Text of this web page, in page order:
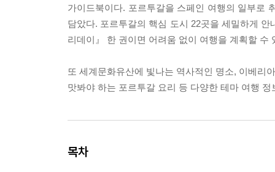
가이드북이다. 포르투갈을 스페인 여행의 일부로
담았다. 포르투갈의 핵심 도시 22곳을 세밀하게
리데이』 한 권이면 어려움 없이 여행을 계획할 수
또 세계문화유산에 빛나는 역사적인 명소, 이베리
맛봐야 하는 포르투갈 요리 등 다양한 테마 여행
목차